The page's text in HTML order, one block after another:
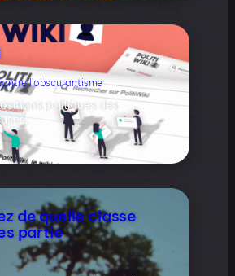
l’obscurantisme
politiques des
de quelle classe
partie